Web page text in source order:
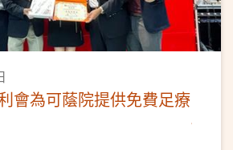
會為可蔭院提供免費足療